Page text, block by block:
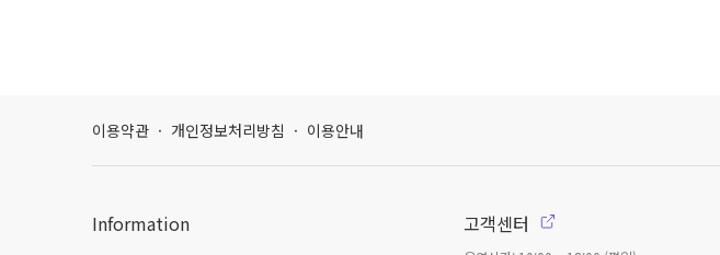
이용약관 · 개인정보처리방침 · 이용안내
Information 고객센터